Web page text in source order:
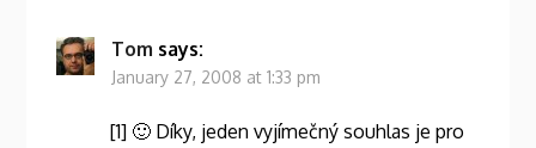
Tom says:
January 27, 2008 at 1:33 pm
[1] 🙂 Díky, jeden vyjímečný souhlas je pro